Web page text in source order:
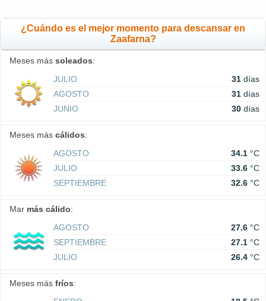
¿Cuándo es el mejor momento para descansar en
Zaafarna?
Meses más soleados:
JULIO
31 días
AGOSTO
31 días
JUNIO
30 días
Meses más cálidos:
AGOSTO
34.1 °C
JULIO
33.6 °C
SEPTIEMBRE
32.6 °C
Mar más cálido:
AGOSTO
27.6 °C
SEPTIEMBRE
27.1 °C
JULIO
26.4 °C
Meses más fríos: